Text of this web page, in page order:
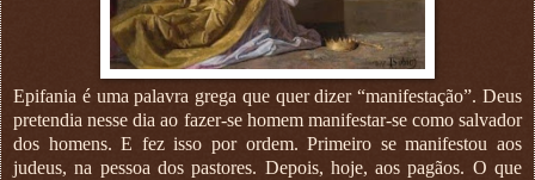
Epifania é uma palavra grega que quer dizer “manifestação”. Deus
pretendia nesse dia ao fazer-se homem manifestar-se como salvador
dos homens. E fez isso por ordem. Primeiro se manifestou aos
judeus, na pessoa dos pastores. Depois, hoje, aos pagãos. O que